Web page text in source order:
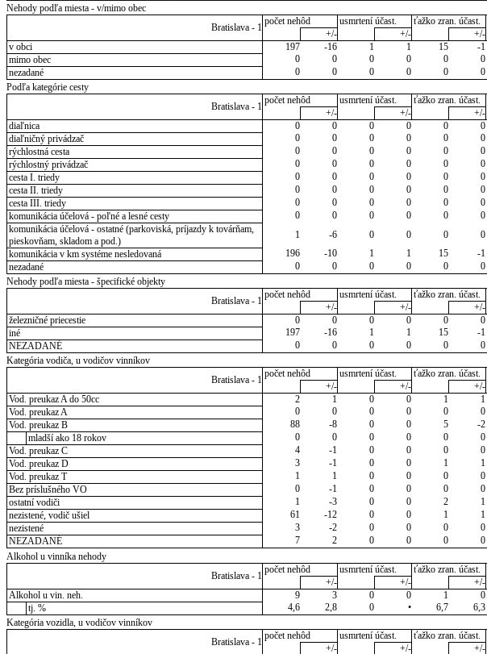
Nehody podľa miesta - v/mimo obec
Bratislava - 1
počet nehôd usmrtení účast. ťažko zran. účast.
+/-
+/- +/-
v obci
197 -16 1 1 15 -1
mimo obec
0 0 0 0 0 0
nezadané
0 0 0 0 0 0
Podľa kategórie cesty
Bratislava - 1
počet nehôd usmrtení účast. ťažko zran. účast.
+/-
+/- +/-
diaľnica
0 0 0 0 0 0
diaľničný privádzač
0 0 0 0 0 0
rýchlostná cesta
0 0 0 0 0 0
rýchlostný privádzač
0 0 0 0 0 0
cesta I. triedy
0 0 0 0 0 0
cesta II. triedy
0 0 0 0 0 0
cesta III. triedy
0 0 0 0 0 0
komunikácia účelová - poľné a lesné cesty
0 0 0 0 0 0
komunikácia účelová - ostatné (parkoviská, príjazdy k továrňam,
pieskovňam, skladom a pod.)
1 -6 0 0 0 0
komunikácia v km systéme nesledovaná
196 -10 1 1 15 -1
nezadané
0 0 0 0 0 0
Nehody podľa miesta - špecifické objekty
Bratislava - 1
počet nehôd usmrtení účast. ťažko zran. účast.
+/-
+/- +/-
železničné priecestie
0 0 0 0 0 0
iné
197 -16 1 1 15 -1
NEZADANÉ
0 0 0 0 0 0
Kategória vodiča, u vodičov vinníkov
Bratislava - 1
počet nehôd usmrtení účast. ťažko zran. účast.
+/-
+/- +/-
Vod. preukaz A do 50cc
2 1 0 0 1 1
Vod. preukaz A
0 0 0 0 0 0
Vod. preukaz B
88 -8 0 0 5 -2
mladší ako 18 rokov
0 0 0 0 0 0
Vod. preukaz C
4 -1 0 0 0 0
Vod. preukaz D
3 -1 0 0 1 1
Vod. preukaz T
1 1 0 0 0 0
Bez príslušného VO
0 -1 0 0 0 0
ostatní vodiči
1 -3 0 0 2 1
nezistené, vodič ušiel
61 -12 0 0 1 1
nezistené
3 -2 0 0 0 0
NEZADANÉ
7 2 0 0 0 0
Alkohol u vinníka nehody
Bratislava - 1
počet nehôd usmrtení účast. ťažko zran. účast.
+/-
+/- +/-
Alkohol u vin. neh.
9 3 0 0 1 0
tj. %
4,6 2,8 0 • 6,7 6,3
Kategória vozidla, u vodičov vinníkov
Bratislava - 1
počet nehôd usmrtení účast. ťažko zran. účast.
+/-
+/- +/-